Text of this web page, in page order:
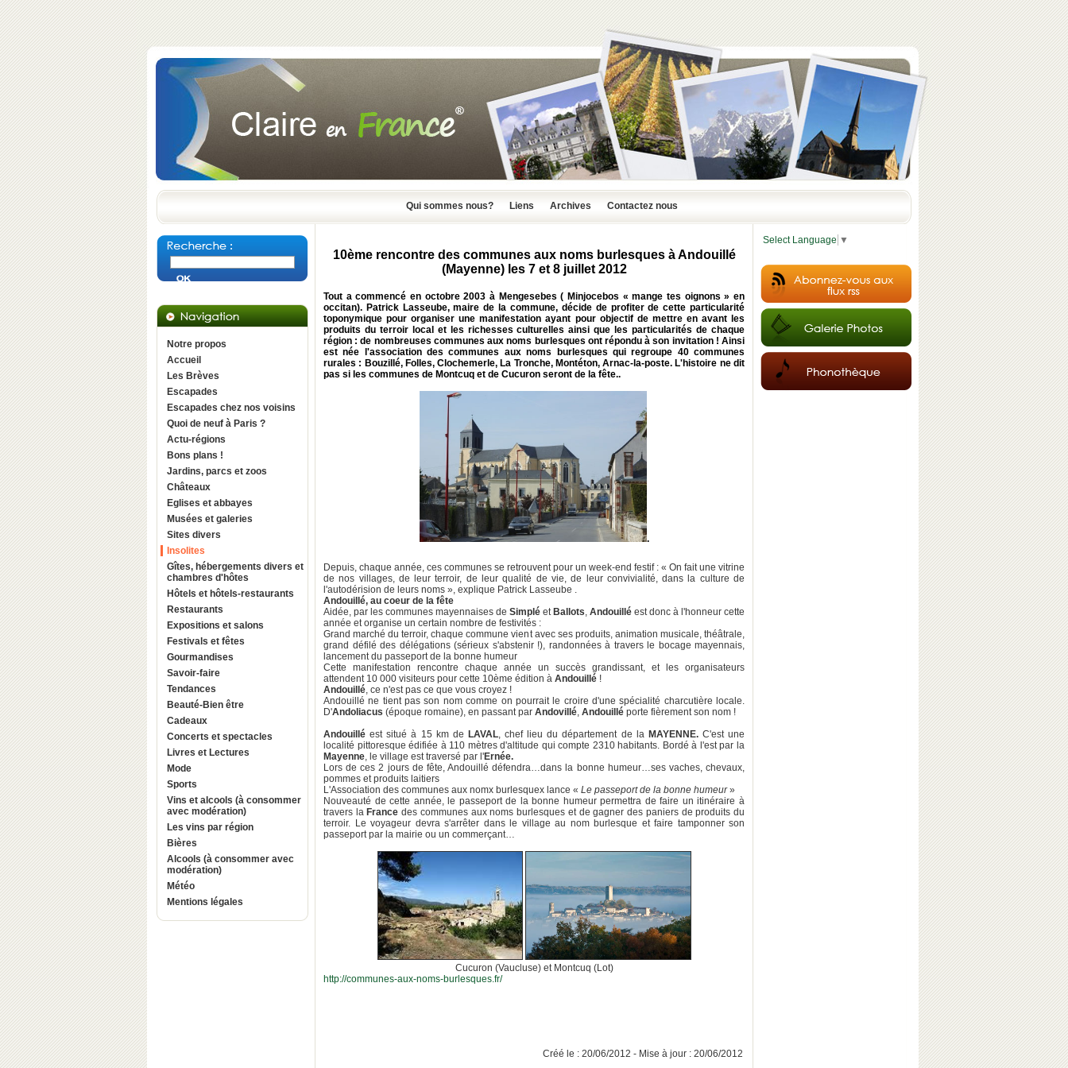
Qui sommes nous? Liens Archives Contactez nous
Notre propos
Accueil
Les Brèves
Escapades
Escapades chez nos voisins
Quoi de neuf à Paris ?
Actu-régions
Bons plans !
Jardins, parcs et zoos
Châteaux
Eglises et abbayes
Musées et galeries
Sites divers
Insolites
Gîtes, hébergements divers et
chambres d'hôtes
Hôtels et hôtels-restaurants
Restaurants
Expositions et salons
Festivals et fêtes
Gourmandises
Savoir-faire
Tendances
Beauté-Bien être
Cadeaux
Concerts et spectacles
Livres et Lectures
Mode
Sports
Vins et alcools (à consommer
avec modération)
Les vins par région
Bières
Alcools (à consommer avec
modération)
Météo
Mentions légales
10ème rencontre des communes aux noms burlesques à Andouillé
(Mayenne) les 7 et 8 juillet 2012
Tout a commencé en octobre 2003 à Mengesebes ( Minjocebos « mange tes oignons » en
occitan). Patrick Lasseube, maire de la commune, décide de profiter de cette particularité
toponymique pour organiser une manifestation ayant pour objectif de mettre en avant les
produits du terroir local et les richesses culturelles ainsi que les particularités de chaque
région : de nombreuses communes aux noms burlesques ont répondu à son invitation ! Ainsi
est née l'association des communes aux noms burlesques qui regroupe 40 communes
rurales : Bouzillé, Folles, Clochemerle, La Tronche, Montéton, Arnac-la-poste. L'histoire ne dit
pas si les communes de Montcuq et de Cucuron seront de la fête..
.
Depuis, chaque année, ces communes se retrouvent pour un week-end festif : « On fait une vitrine
de nos villages, de leur terroir, de leur qualité de vie, de leur convivialité, dans la culture de
l'autodérision de leurs noms », explique Patrick Lasseube .
Andouillé, au coeur de la fête
Aidée, par les communes mayennaises de Simplé et Ballots, Andouillé est donc à l'honneur cette
année et organise un certain nombre de festivités :
Grand marché du terroir, chaque commune vient avec ses produits, animation musicale, théâtrale,
grand défilé des délégations (sérieux s'abstenir !), randonnées à travers le bocage mayennais,
lancement du passeport de la bonne humeur
Cette manifestation rencontre chaque année un succès grandissant, et les organisateurs
attendent 10 000 visiteurs pour cette 10ème édition à Andouillé !
Andouillé, ce n'est pas ce que vous croyez !
Andouillé ne tient pas son nom comme on pourrait le croire d'une spécialité charcutière locale.
D'Andoliacus (époque romaine), en passant par Andovillé, Andouillé porte fièrement son nom !
Andouillé est situé à 15 km de LAVAL, chef lieu du département de la MAYENNE.C'est une
localité pittoresque édifiée à 110 mètres d'altitude qui compte 2310 habitants. Bordé à l'est par la
Mayenne, le village est traversé par l'Ernée.
Lors de ces 2 jours de fête, Andouillé défendra…dans la bonne humeur…ses vaches, chevaux,
pommes et produits laitiers
L'Association des communes aux nomx burlesquex lance « Le passeport de la bonne humeur»
Nouveauté de cette année, le passeport de la bonne humeur permettra de faire un itinéraire à
travers la France des communes aux noms burlesques et de gagner des paniers de produits du
terroir. Le voyageur devra s'arrêter dans le village au nom burlesque et faire tamponner son
passeport par la mairie ou un commerçant…
Cucuron (Vaucluse) et Montcuq (Lot)
http://communes-aux-noms-burlesques.fr/
Créé le : 20/06/2012 - Mise à jour : 20/06/2012
Select Language ▼